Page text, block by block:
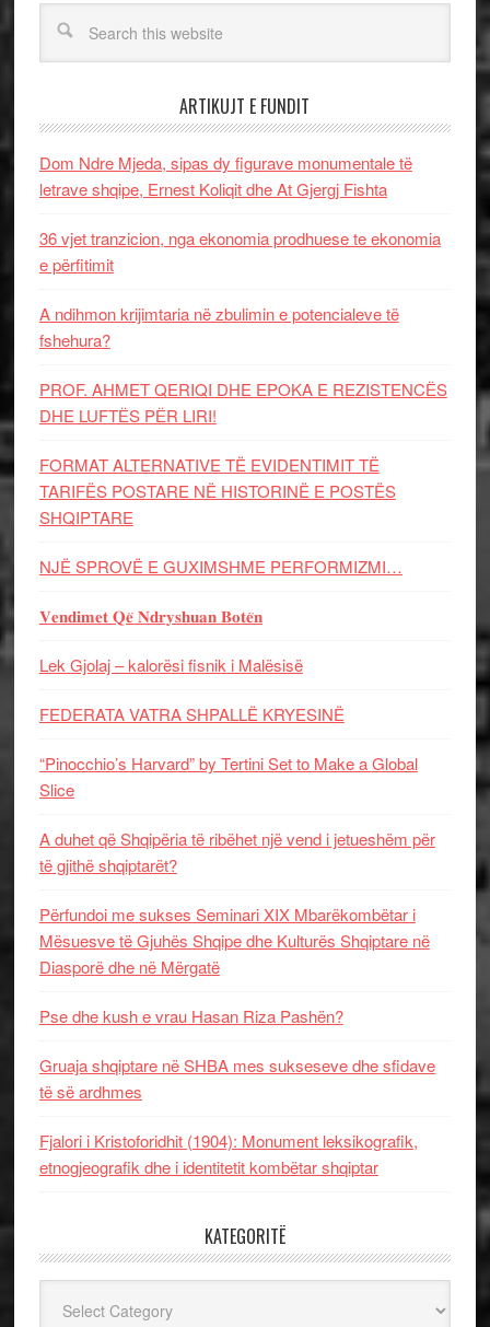
ARTIKUJT E FUNDIT
Dom Ndre Mjeda, sipas dy figurave monumentale të
letrave shqipe, Ernest Koliqit dhe At Gjergj Fishta
36 vjet tranzicion, nga ekonomia prodhuese te ekonomia
e përfitimit
A ndihmon krijimtaria në zbulimin e potencialeve të
fshehura?
PROF. AHMET QERIQI DHE EPOKA E REZISTENCЁS
DHE LUFTЁS PЁR LIRI!
FORMAT ALTERNATIVE TË EVIDENTIMIT TË
TARIFËS POSTARE NË HISTORINË E POSTËS
SHQIPTARE
NJË SPROVË E GUXIMSHME PERFORMIZMI…
𝐕𝐞𝐧𝐝𝐢𝐦𝐞𝐭 𝐐𝐞̈ 𝐍𝐝𝐫𝐲𝐬𝐡𝐮𝐚𝐧 𝐁𝐨𝐭𝐞̈𝐧
Lek Gjolaj – kalorësi fisnik i Malësisë
FEDERATA VATRA SHPALLË KRYESINË
“Pinocchio’s Harvard” by Tertini Set to Make a Global
Slice
A duhet që Shqipëria të ribëhet një vend i jetueshëm për
të gjithë shqiptarët?
Përfundoi me sukses Seminari XIX Mbarëkombëtar i
Mësuesve të Gjuhës Shqipe dhe Kulturës Shqiptare në
Diasporë dhe në Mërgatë
Pse dhe kush e vrau Hasan Riza Pashën?
Gruaja shqiptare në SHBA mes sukseseve dhe sfidave
të së ardhmes
Fjalori i Kristoforidhit (1904): Monument leksikografik,
etnogjeografik dhe i identitetit kombëtar shqiptar
KATEGORITË